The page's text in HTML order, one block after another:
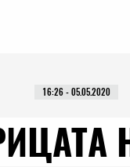
16:26 - 05.05.2020